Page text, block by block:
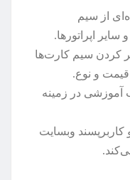
از سیم
کردن سیم کارت‌ها
و نوع.
آموزشی در زمینه
وبسایت